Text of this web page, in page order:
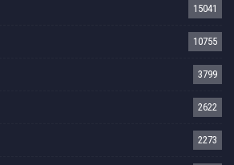
15041
10755
3799
2622
2273